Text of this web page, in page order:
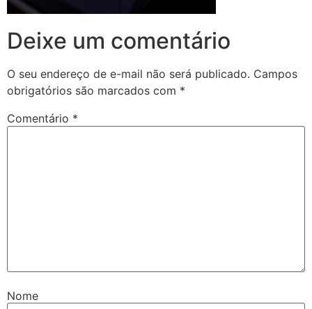
Deixe um comentário
O seu endereço de e-mail não será publicado. Campos
obrigatórios são marcados com *
Comentário *
Nome